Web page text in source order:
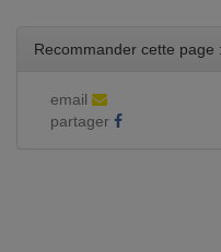
Recommander cette page :
email
partager